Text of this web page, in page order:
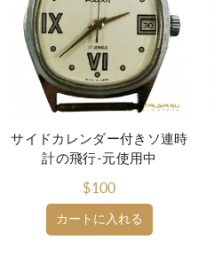
カートに入れる
サイドカレンダー付きソ連時
計の飛行-元使用中
$100